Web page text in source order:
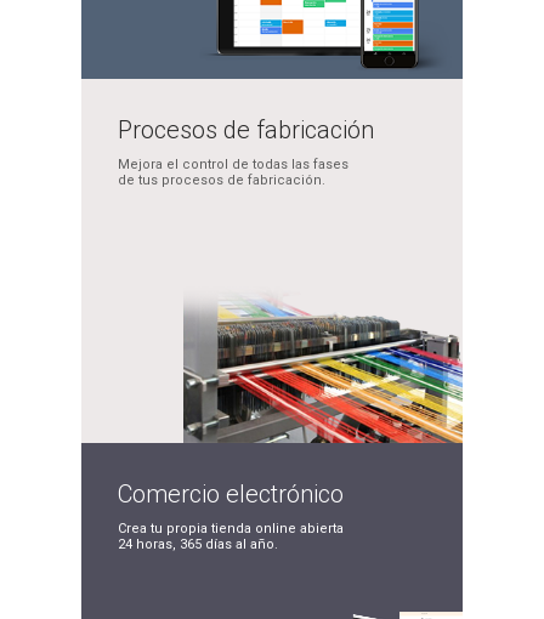
Procesos de fabricación
Mejora el control de todas las fases
de tus procesos de fabricación.
Comercioelectrónico
Crea tu propia tienda online abierta
24 horas, 365 días al año.